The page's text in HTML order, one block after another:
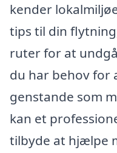
kender
tips til din
ruter for at
du har behov for
genstande som
kan et
tilbyde at hjælpe